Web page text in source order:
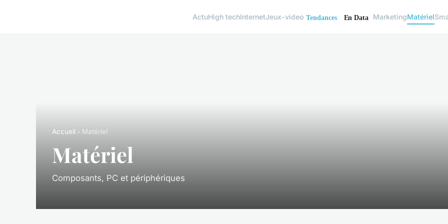
ActuHigh techInternetJeux-video MarketingMatériel
Accueil › Matériel
Matériel
Composants, PC et périphériques